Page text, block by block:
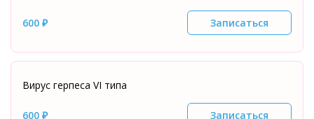
600 ₽ Записаться
Вирус герпеса VI типа
600 ₽ Записаться